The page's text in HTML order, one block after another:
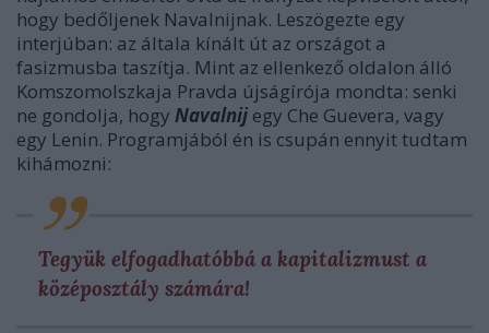
hogy bedőljenek Navalnijnak. Leszögezte egy
interjúban: az általa kínált út az országot a
fasizmusba taszítja. Mint az ellenkező oldalon álló
Komszomolszkaja Pravda újságírója mondta: senki
ne gondolja, hogy Navalnij egy Che Guevera, vagy
egy Lenin. Programjából én is csupán ennyit tudtam
kihámozni:
Tegyük elfogadhatóbbá a kapitalizmust a
középosztály számára!